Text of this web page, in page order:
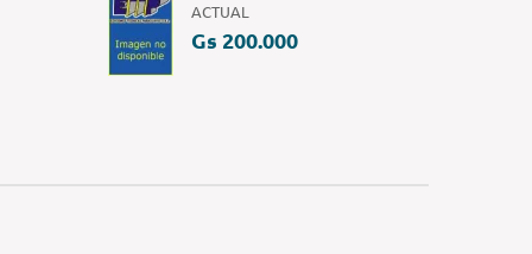
ACTUAL
Gs 200.000